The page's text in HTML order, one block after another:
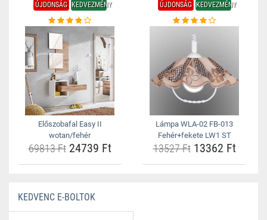
ÚJDONSÁG KEDVEZMÉNY
Előszobafal Easy II
wotan/fehér
69813 Ft24739 Ft
ÚJDONSÁG KEDVEZMÉNY
Lámpa WLA-02 FB-013
Fehér+fekete LW1 ST
13527 Ft13362 Ft
KEDVENC E-BOLTOK